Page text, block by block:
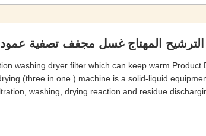
الترشيح المهتاج غسل مجفف تصفية
washing dryer filter which can keep warm Product
(three in one ) machine is a solid-liquid
washing, drying reaction and residue